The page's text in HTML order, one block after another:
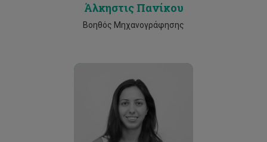
Άλκηστις Πανίκου
Βοηθός Μηχανογράφησης
Email
diana.constantinou@cut.ac.cy